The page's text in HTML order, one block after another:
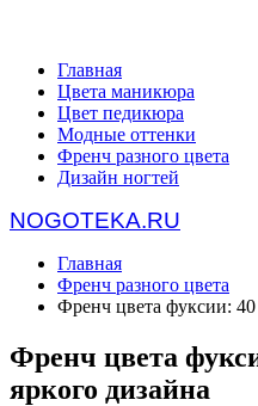
Главная
Цвета маникюра
Цвет педикюра
Модные оттенки
Френч разного цвета
Дизайн ногтей
NOGOTEKA.RU
Главная
Френч разного цвета
Френч цвета фуксии: 40
Френч цвета
яркого дизайна